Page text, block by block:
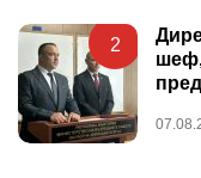
2
шеф,